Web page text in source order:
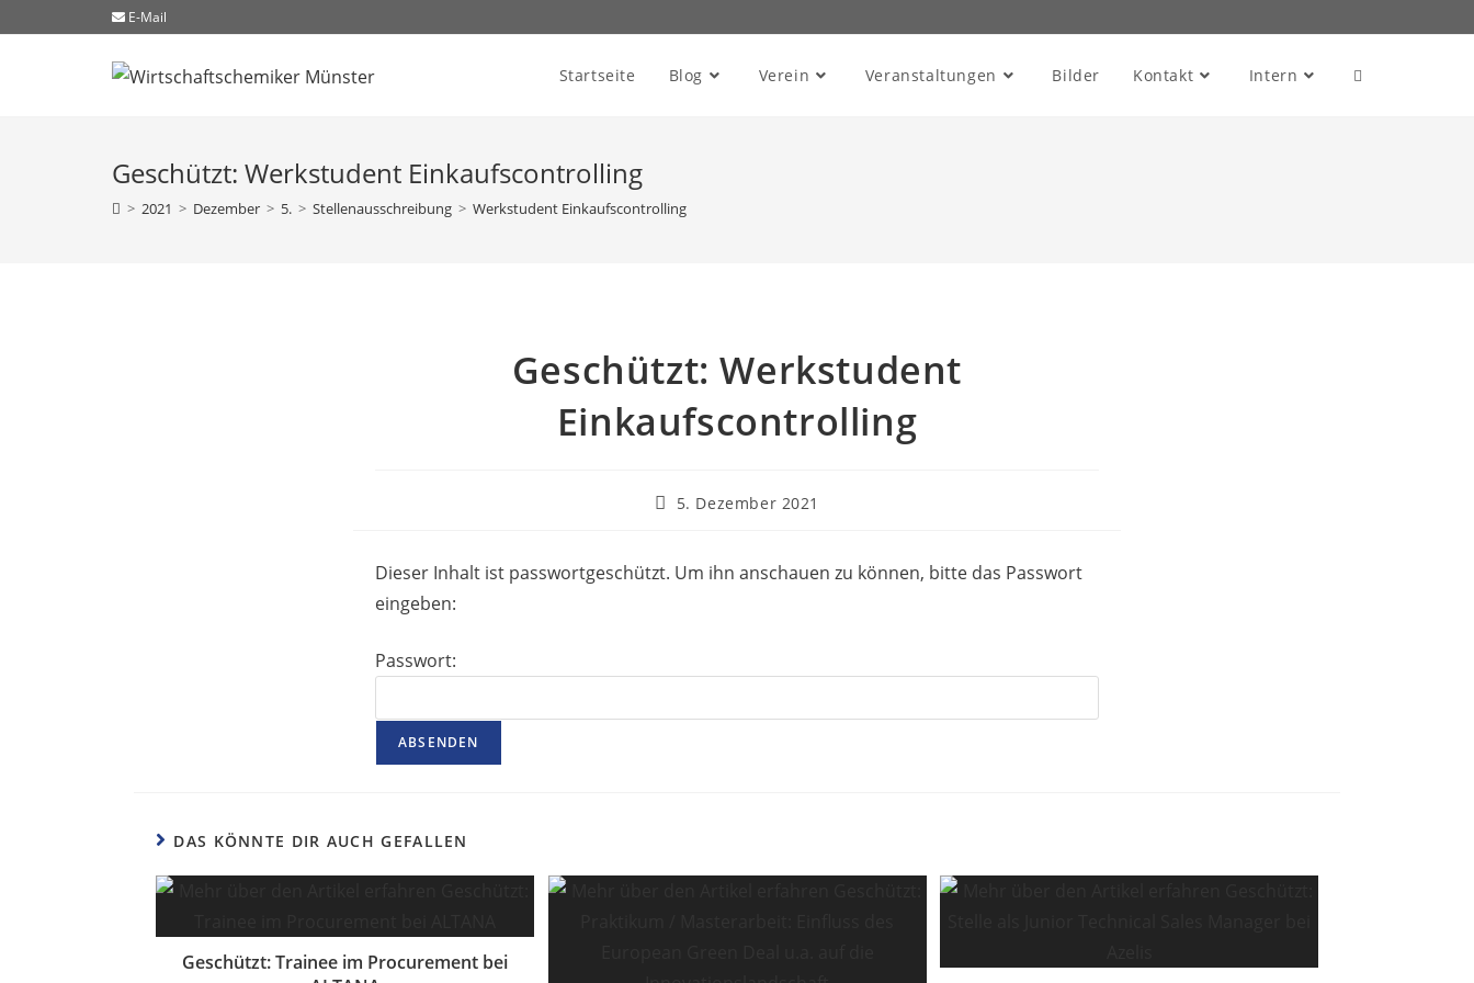
E-Mail
Startseite Blog Verein Veranstaltungen Bilder Kontakt Intern
Geschützt: Werkstudent Einkaufscontrolling
> 2021 > Dezember > 5. > Stellenausschreibung > Werkstudent Einkaufscontrolling
Geschützt: Werkstudent
Einkaufscontrolling
5. Dezember 2021
Dieser Inhalt ist passwortgeschützt. Um ihn anschauen zu können, bitte das Passwort
eingeben:
Passwort:
DAS KÖNNTE DIR AUCH GEFALLEN
Geschützt: Trainee im Procurement bei